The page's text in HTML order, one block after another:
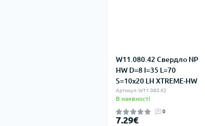
W11.080.42 Свердло NP
HW D=8 I=35 L=70
S=10x20 LH XTREME-HW
Артикул: W11.080.42
В наявності
0
7.29€